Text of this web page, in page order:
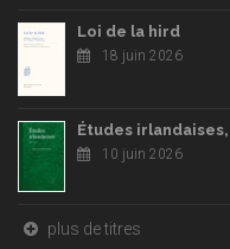
Loi de la hird
18 juin 2026
Études irlandaises,
10 juin 2026
plus de titres